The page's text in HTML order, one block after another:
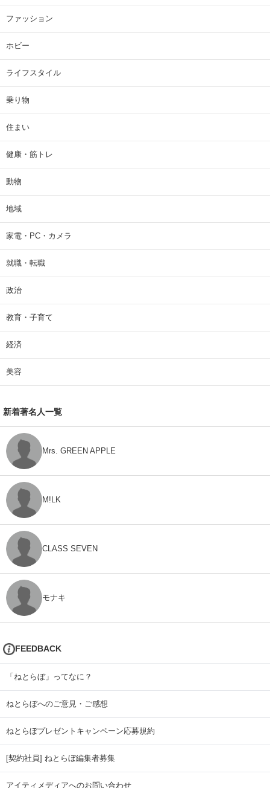
ファッション
ホビー
ライフスタイル
乗り物
住まい
健康・筋トレ
動物
地域
家電・PC・カメラ
就職・転職
政治
教育・子育て
経済
美容
新着著名人一覧
Mrs. GREEN APPLE
M!LK
CLASS SEVEN
モナキ
FEEDBACK
「ねとらぼ」ってなに？
ねとらぼへのご意見・ご感想
ねとらぼプレゼントキャンペーン応募規約
[契約社員] ねとらぼ編集者募集
アイティメディアへのお問い合わせ